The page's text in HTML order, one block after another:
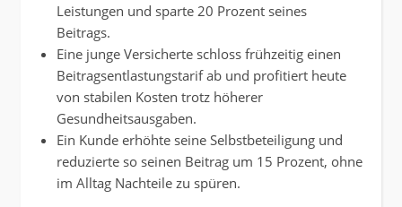
Leistungen und sparte 20 Prozent seines
Beitrags.
Eine junge Versicherte schloss frühzeitig einen
Beitragsentlastungstarif ab und profitiert heute
von stabilen Kosten trotz höherer
Gesundheitsausgaben.
Ein Kunde erhöhte seine Selbstbeteiligung und
reduzierte so seinen Beitrag um 15 Prozent, ohne
im Alltag Nachteile zu spüren.